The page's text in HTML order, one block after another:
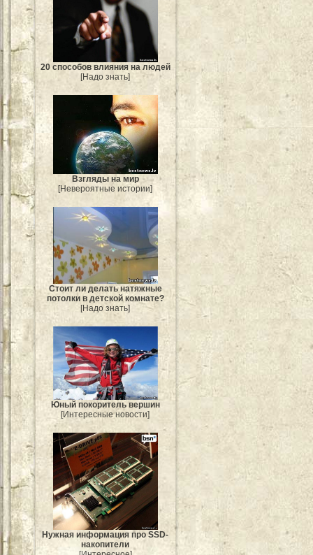
20 способов влияния на людей
[Надо знать]
Взгляды на мир
[Невероятные истории]
Стоит ли делать натяжные
потолки в детской комнате?
[Надо знать]
Юный покоритель вершин
[Интересные новости]
Нужная информация про SSD-
накопители